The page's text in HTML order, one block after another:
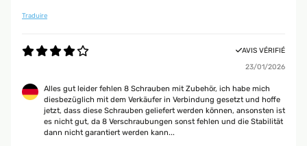
Traduire
AVIS VÉRIFIÉ
23/01/2026
Alles gut leider fehlen 8 Schrauben mit Zubehör, ich habe mich
diesbezüglich mit dem Verkäufer in Verbindung gesetzt und hoffe
jetzt, dass diese Schrauben geliefert werden können, ansonsten ist
es nicht gut, da 8 Verschraubungen sonst fehlen und die Stabilität
dann nicht garantiert werden kann...